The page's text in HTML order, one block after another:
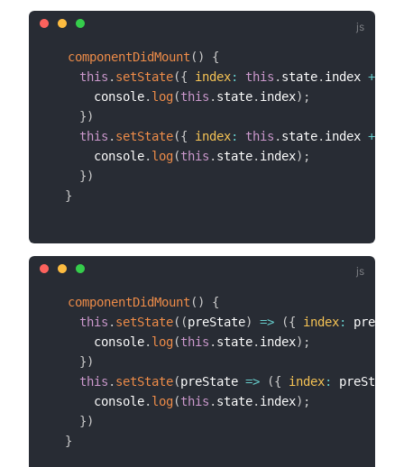
componentDidMount ( )
{
this . setState({ index: this . state. index +
      console
. log(this . state. index) ;
})
this . setState({ index: this . state. index +
      console
. log(this . state. index) ;
})
}
componentDidMount ( )
{
this . setState( (preState) => ({ index:
      console
. log(this . state. index) ;
})
this . setState(preState => ({ index: preState
      console
. log(this . state. index) ;
})
}